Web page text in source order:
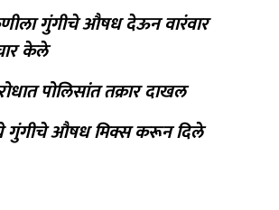
गुंगीचे औषध देऊन वारंवार
केले
पोलिसांत तक्रार दाखल
गुंगीचे औषध मिक्स करून दिले